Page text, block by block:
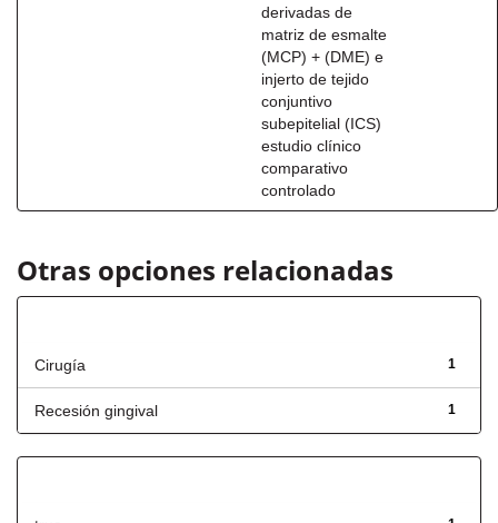
derivadas de
matriz de esmalte
(MCP) + (DME) e
injerto de tejido
conjuntivo
subepitelial (ICS)
estudio clínico
comparativo
controlado
Otras opciones relacionadas
1
Cirugía
1
Recesión gingival